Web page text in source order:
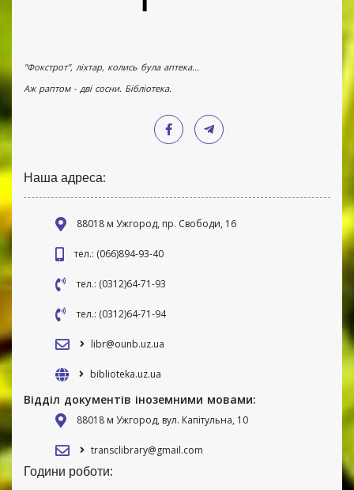
"Фокстрот", ліхтар, колись була аптека...
Аж раптом - дві сосни. Бібліотека.
Наша адреса:
88018 м Ужгород, пр. Свободи, 16
тел.: (066)894-93-40
тел.: (0312)64-71-93
тел.: (0312)64-71-94
libr@ounb.uz.ua
biblioteka.uz.ua
Відділ документів іноземними мовами:
88018 м Ужгород, вул. Капітульна, 10
transclibrary@gmail.com
Години роботи: